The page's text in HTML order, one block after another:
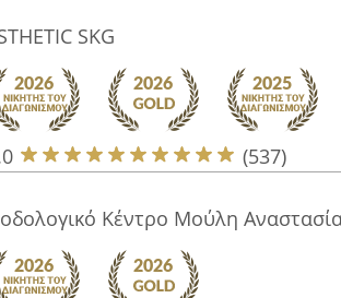
SKG
(537)
Κέντρο Μούλη